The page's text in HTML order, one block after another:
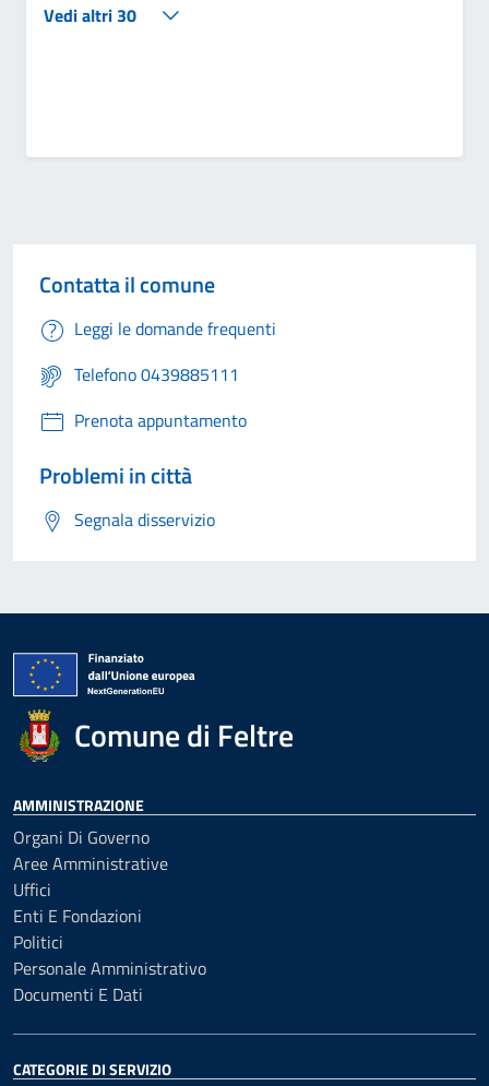
Vedi altri 30
Contatta il comune
Leggi le domande frequenti
Telefono 0439885111
Prenota appuntamento
Problemi in città
Segnala disservizio
Comune di Feltre
AMMINISTRAZIONE
Organi Di Governo
Aree Amministrative
Uffici
Enti E Fondazioni
Politici
Personale Amministrativo
Documenti E Dati
CATEGORIE DI SERVIZIO